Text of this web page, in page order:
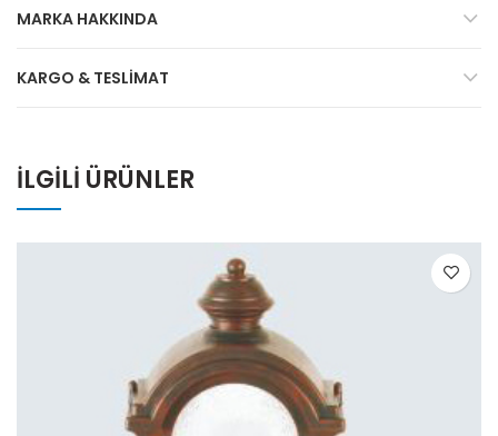
MARKA HAKKINDA
KARGO & TESLIMAT
İLGILI ÜRÜNLER